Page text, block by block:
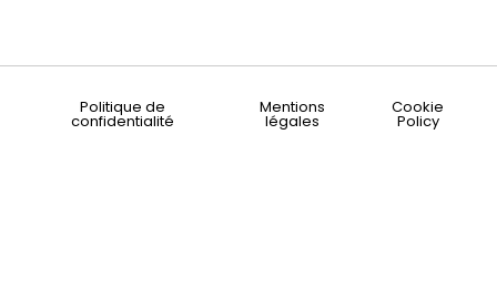
Politique de
confidentialité
Mentions
légales
Cookie
Policy